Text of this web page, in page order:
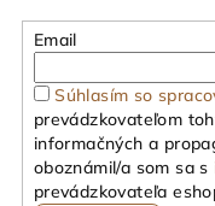
Email
Súhlasím so
prevádzkovateľom
informačných a
oboznámil/a som sa s
prevádzkovateľa